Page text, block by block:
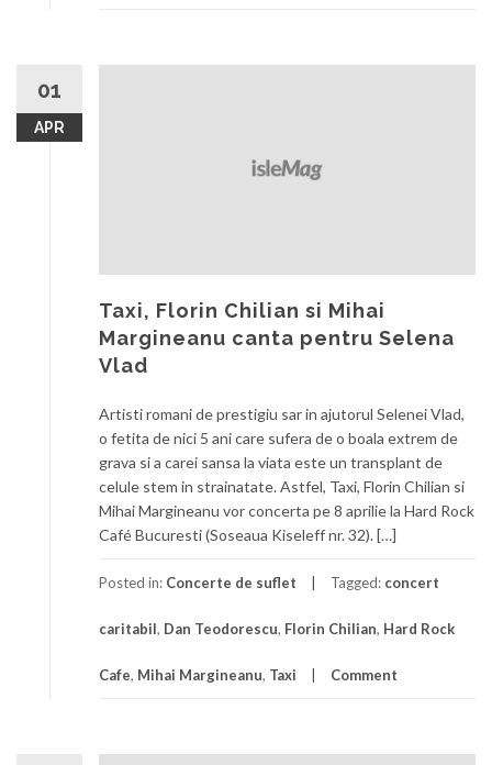
01
APR
Taxi, Florin Chilian si Mihai
Margineanu canta pentru Selena
Vlad
Artisti romani de prestigiu sar in ajutorul Selenei Vlad,
o fetita de nici 5 ani care sufera de o boala extrem de
grava si a carei sansa la viata este un transplant de
celule stem in strainatate. Astfel, Taxi, Florin Chilian si
Mihai Margineanu vor concerta pe 8 aprilie la Hard Rock
Café Bucuresti (Soseaua Kiseleff nr. 32). […]
Posted in: Concerte de suflet Tagged: concert
caritabil, Dan Teodorescu, Florin Chilian, Hard Rock
Cafe, Mihai Margineanu, Taxi Comment